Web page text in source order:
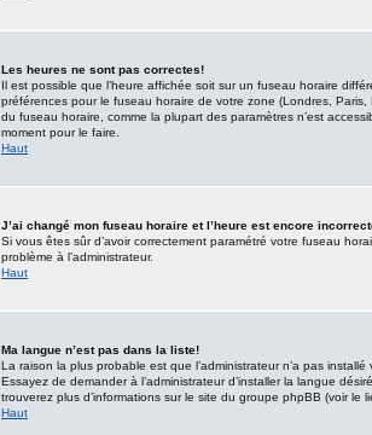
Les heures ne sont pas correctes!
Il est possible que l’heure affichée soit sur un fuseau horaire
préférences pour le fuseau horaire de votre zone (Londres,
du fuseau horaire, comme la plupart des paramètres n’est
moment pour le faire.
Haut
J’ai changé mon fuseau horaire et l’heure est encore
Si vous êtes sûr d’avoir correctement paramétré votre fuseau
problème à l’administrateur.
Haut
Ma langue n’est pas dans la liste!
La raison la plus probable est que l’administrateur n’a pas
Essayez de demander à l’administrateur d’installer la langue
trouverez plus d’informations sur le site du groupe phpBB (voir le
Haut